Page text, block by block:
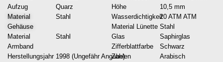
Aufzug
Quarz
Material
Gehäuse
Stahl
Material
Armband
Stahl
Herstellungsjahr 1998 (Ungefähr Angabe)
Höhe
10,5 mm
Wasserdichtigkeit20 ATM ATM
Material Lünette Stahl
Glas
Saphirglas
Zifferblattfarbe
Schwarz
Zahlen
Arabisch